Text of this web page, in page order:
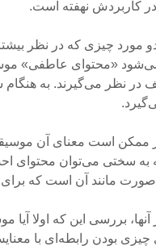
کاربردش نهفته است.
مورد چیزی که در نظر
«محتوای عاطفی»
در نظر می‌گیرند. به
ممکن است معنای آن
به سختی می‌توان محتوای
صورت مانند آن است که
آنها، بررسی این که اولا
چیزی بودن رابطه‌ای با